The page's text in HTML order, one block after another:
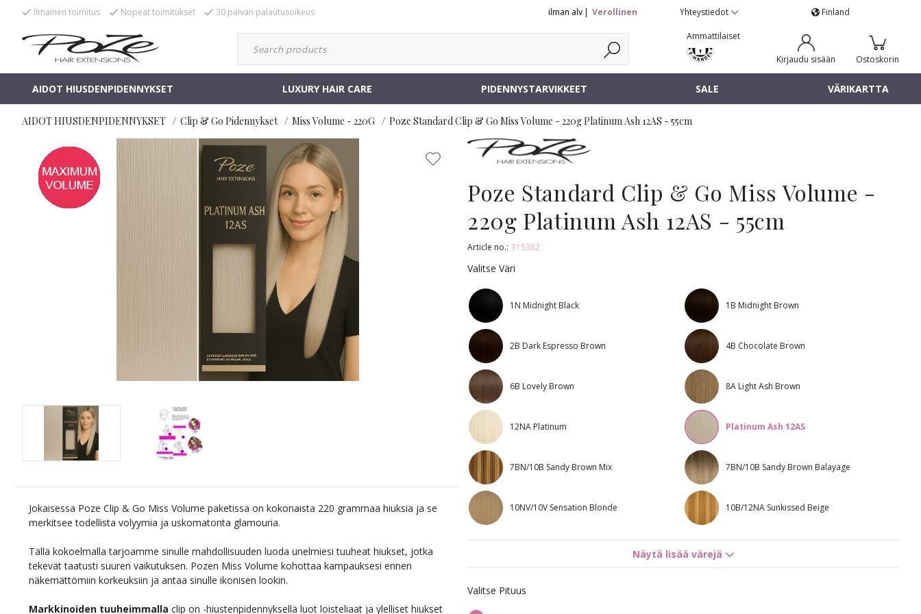
Ilmainen toimitus Nopeat toimitukset 30 päivän palautusoikeus ilman alv Verollinen Yhteystiedot
Ammattilaiset
Finland
Ostoskorin
Kirjaudu sisään
AIDOT HIUSDENPIDENNYKSET LUXURY HAIR CARE PIDENNYSTARVIKKEET SALE VÄRIKARTTA
AIDOT HIUSDENPIDENNYKSET Clip & Go Pidennykset Miss Volume - 220G Poze Standard Clip & Go Miss Volume - 220g Platinum Ash 12AS - 55cm
Jokaisessa Poze Clip & Go Miss Volume paketissa on kokonaista 220 grammaa hiuksia ja se
merkitsee todellista volyymia ja uskomatonta glamouria.
Tällä kokoelmalla tarjoamme sinulle mahdollisuuden luoda unelmiesi tuuheat hiukset, jotka
tekevät taatusti suuren vaikutuksen. Pozen Miss Volume kohottaa kampauksesi ennen
näkemättömiin korkeuksiin ja antaa sinulle ikonisen lookin.
Markkinoiden tuuheimmalla clip on -hiustenpidennyksellä luot loisteliaat ja ylelliset hiukset
Poze Standard Clip & Go Miss Volume -
220g Platinum Ash 12AS - 55cm
Article no.: 315382
Valitse Väri
1N Midnight Black 1B Midnight Brown
2B Dark Espresso Brown 4B Chocolate Brown
6B Lovely Brown 8A Light Ash Brown
12NA Platinum Platinum Ash 12AS
7BN/10B Sandy Brown Mix 7BN/10B Sandy Brown Balayage
10NV/10V Sensation Blonde 10B/12NA Sunkissed Beige
Näytä lisää värejä
Valitse Pituus